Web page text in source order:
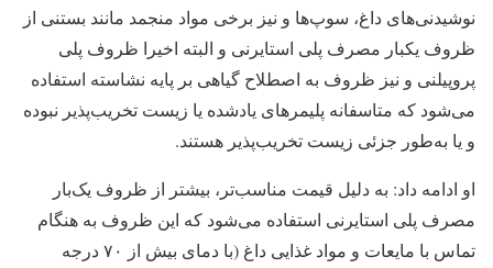
نوشیدنی‌های داغ، سوپ‌ها و نیز برخی مواد منجمد مانند بستنی از
ظروف یکبار مصرف پلی استایرنی و البته اخیرا ظروف پلی
پروپیلنی و نیز ظروف به اصطلاح گیاهی بر پایه نشاسته استفاده
می‌شود که متاسفانه پلیمرهای یادشده یا زیست تخریب‌پذیر نبوده
و یا به‌طور جزئی زیست تخریب‌پذیر هستند.
او ادامه داد: به دلیل قیمت مناسب‌تر، بیشتر از ظروف یک‌بار
مصرف پلی استایرنی استفاده می‌شود که این ظروف به هنگام
تماس با مایعات و مواد غذایی داغ (با دمای بیش از ۷۰ درجه